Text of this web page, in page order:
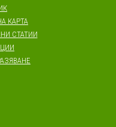
КАРТА
СТАТИИ